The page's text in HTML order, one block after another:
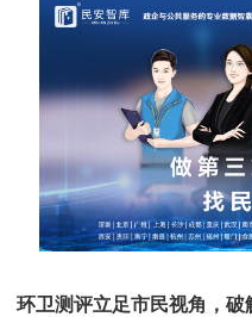
环卫测评立足市民视角，